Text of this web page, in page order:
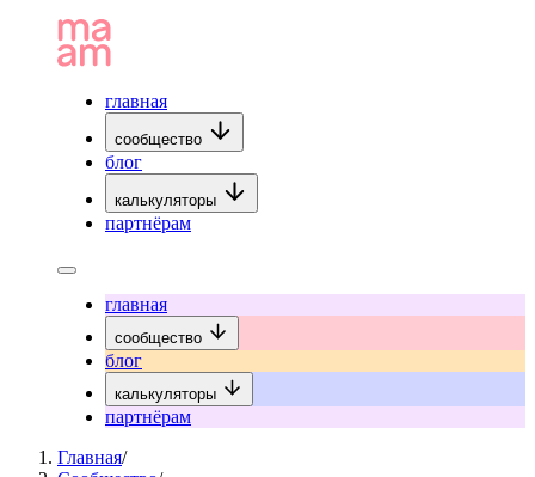
главная
сообщество
блог
калькуляторы
партнёрам
главная
сообщество
блог
калькуляторы
партнёрам
Главная/